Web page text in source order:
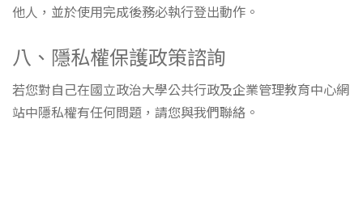
他人，並於使用完成後務必執行登出動作。
八、隱私權保護政策諮詢
若您對自己在國立政治大學公共行政及企業管理教育中心網
站中隱私權有任何問題，請您與我們聯絡。